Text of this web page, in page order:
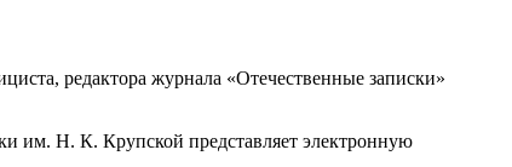
редактора журнала «Отечественные записки»
им. Н. К. Крупской представляет электронную